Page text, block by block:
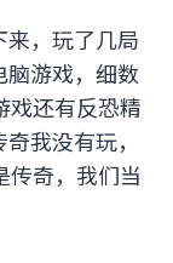
，玩了几局
游戏，细数
戏还有反恐精
我没有玩，
传奇，我们当